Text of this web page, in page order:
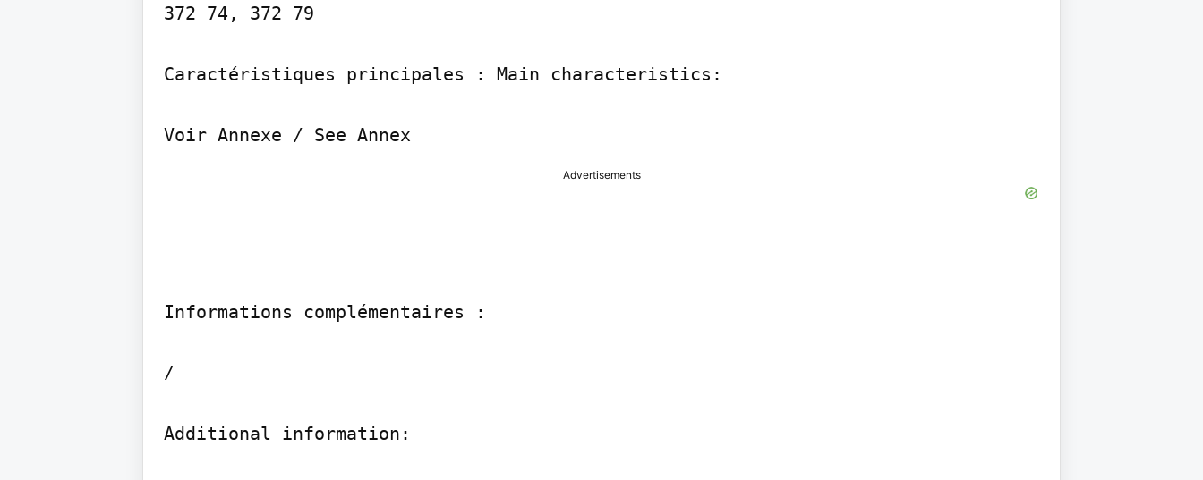
372 74, 372 79
Caractéristiques principales : Main characteristics:
Voir Annexe / See Annex
Advertisements
Informations complémentaires :
/
Additional information: